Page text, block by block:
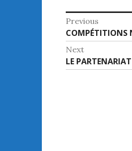
de
l’article
Previous
Previous
post:
COMPÉTITIONS
Next
Next
post:
LE